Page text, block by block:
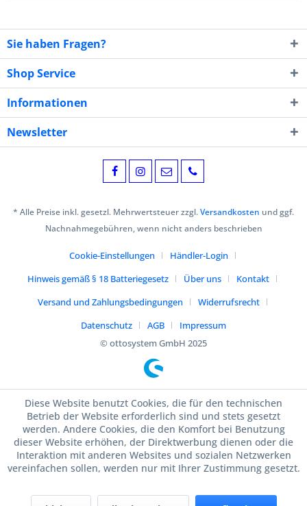
Sie haben Fragen?
Shop Service
Informationen
Newsletter
* Alle Preise inkl. gesetzl. Mehrwertsteuer zzgl.Versandkosten und ggf.
Nachnahmegebühren, wenn nicht anders beschrieben
Cookie-Einstellungen
Händler-Login
Hinweis gemäß § 18 Batteriegesetz
Über uns
Kontakt
Versand und Zahlungsbedingungen
Widerrufsrecht
Datenschutz
AGB
Impressum
© ottosystem GmbH 2025
Diese Website benutzt Cookies, die für den technischen
Betrieb der Website erforderlich sind und stets gesetzt
werden. Andere Cookies, die den Komfort bei Benutzung
dieser Website erhöhen, der Direktwerbung dienen oder die
Interaktion mit anderen Websites und sozialen Netzwerken
vereinfachen sollen, werden nur mit Ihrer Zustimmung gesetzt.